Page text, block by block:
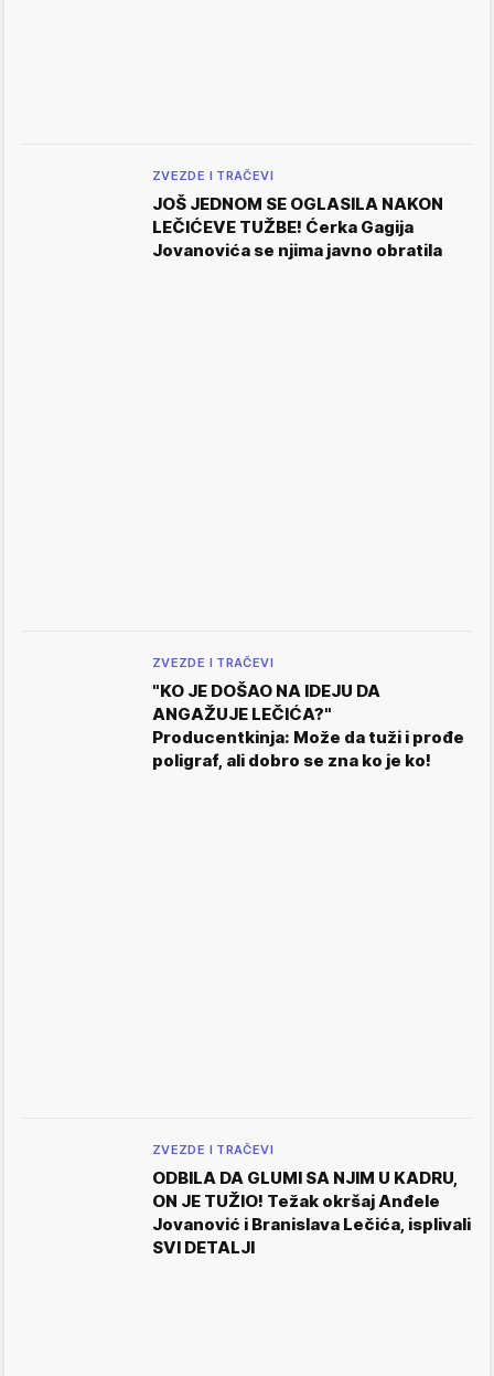
ZVEZDE I TRAČEVI
JOŠ JEDNOM SE OGLASILA NAKON
LEČIĆEVE TUŽBE! Ćerka Gagija
Jovanovića se njima javno obratila
ZVEZDE I TRAČEVI
"KO JE DOŠAO NA IDEJU DA
ANGAŽUJE LEČIĆA?"
Producentkinja: Može da tuži i prođe
poligraf, ali dobro se zna ko je ko!
ZVEZDE I TRAČEVI
ODBILA DA GLUMI SA NJIM U KADRU,
ON JE TUŽIO! Težak okršaj Anđele
Jovanović i Branislava Lečića, isplivali
SVI DETALJI